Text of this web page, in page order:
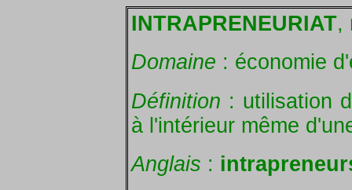
INTRAPRENEURIAT,
Domaine : économie
Définition : utilisation
à l'intérieur même
Anglais :